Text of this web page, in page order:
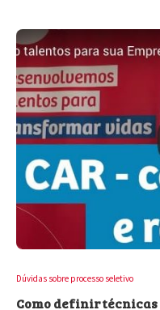
Dúvidas sobre processo seletivo
Como definir técnicas